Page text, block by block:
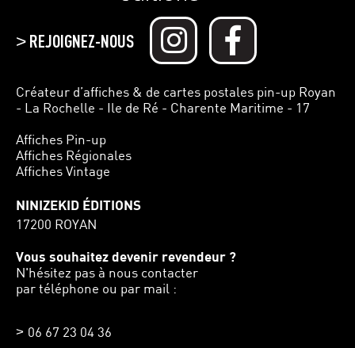
>REJOIGNEZ-NOUS
Créateur d’affiches & de cartes postales pin-up Royan
- La Rochelle - Ile de Ré - Charente Maritime - 17
Affiches Pin-up
Affiches Régionales
Affiches Vintage
NINIZEKID ÉDITIONS
17200 ROYAN
Vous souhaitez devenir revendeur ?
N'hésitez pas à nous contacter
par téléphone ou par mail :
06 67 23 04 36